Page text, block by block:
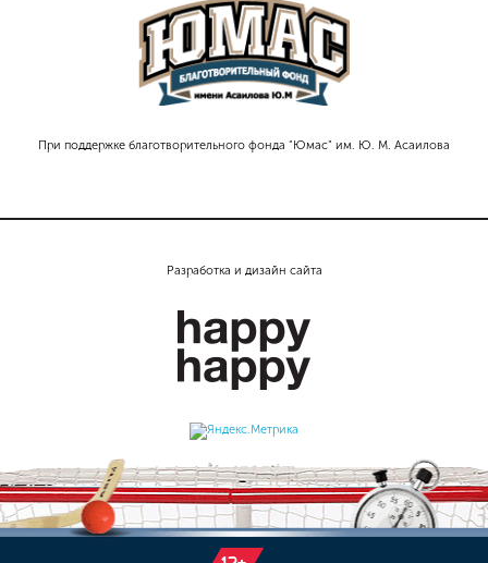
При поддержке благотворительного фонда "Юмас" им. Ю. М. Асаилова
Разработка и дизайн сайта